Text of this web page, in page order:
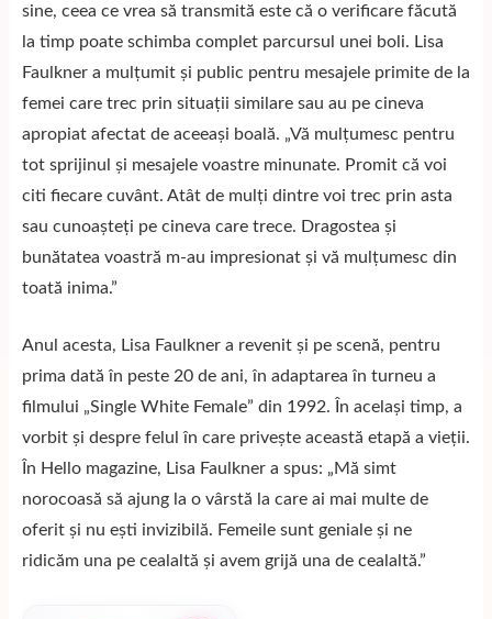
sine, ceea ce vrea să transmită este că o verificare făcută
la timp poate schimba complet parcursul unei boli. Lisa
Faulkner a mulțumit și public pentru mesajele primite de la
femei care trec prin situații similare sau au pe cineva
apropiat afectat de aceeași boală. „Vă mulțumesc pentru
tot sprijinul și mesajele voastre minunate. Promit că voi
citi fiecare cuvânt. Atât de mulți dintre voi trec prin asta
sau cunoașteți pe cineva care trece. Dragostea și
bunătatea voastră m-au impresionat și vă mulțumesc din
toată inima.”
Anul acesta, Lisa Faulkner a revenit și pe scenă, pentru
prima dată în peste 20 de ani, în adaptarea în turneu a
filmului „Single White Female” din 1992. În același timp, a
vorbit și despre felul în care privește această etapă a vieții.
În Hello magazine, Lisa Faulkner a spus: „Mă simt
norocoasă să ajung la o vârstă la care ai mai multe de
oferit și nu ești invizibilă. Femeile sunt geniale și ne
ridicăm una pe cealaltă și avem grijă una de cealaltă.”